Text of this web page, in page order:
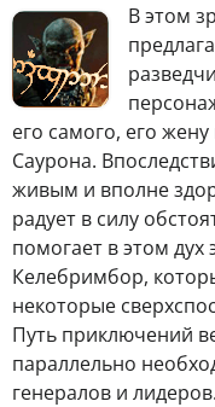
Вэтом
его самого, его
Саурона.
живым и вполне
радует в силу
помогает в этом
Келебримбор,
некоторые
Путь приключений
параллельно
генералов и лидеров.